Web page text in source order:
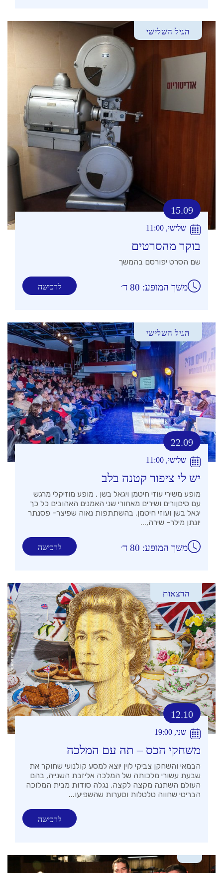
הגיל השלישי
15.09
שלישי, 11:00
בוקר מהסרטים
שם הסרט יפורסם בהמשך
לרכישה משך המופע: 80 ד׳
הגיל השלישי
22.09
שלישי, 11:00
יש לי ציפור קטנה בלב
מופע משירי עוזי חיטמן ויגאל בשן , מופע מוזיקלי מרגש
עם סיםןורים ושירים מאחורי שני האמנים האהובים כל כך
יגאל בשן ועוזי חיטמן. בהשתתפות נאוה שפיצר- פסנתר
יונתן מילר- שירה,...
לרכישה משך המופע: 80 ד׳
הרצאות
12.10
שני, 19:00
משחקי הכס – תה עם המלכה
הבמאי והשחקן צביקי לוין יוצא למסע קולנועי שחוקר את
שבעת עשורי מלכותה של המלכה אליזבת השנייה, בהם
העולם השתנה מקצה לקצה. נגלה סודות מבית המלוכה
הבריטי שחווה טלטלות וסערות שהשפיעו...
לרכישה